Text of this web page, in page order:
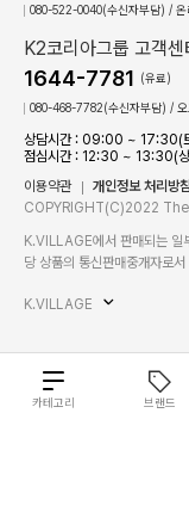
080-522-0040(수신자부담) / 온
K2코리아그룹 고객센
1644-7781 (유료)
080-468-7782(수신자부담) / 오
상담시간 : 09:00 ~ 17:30(
점심시간 : 12:30 ~ 13:30(상
이용약관
개인정보 처리방침
COPYRIGHT(C)2022
K.VILLAGE에서 판매되는 일
당 상품의 통신판매중개자로
K.VILLAGE
카테고리 브랜드